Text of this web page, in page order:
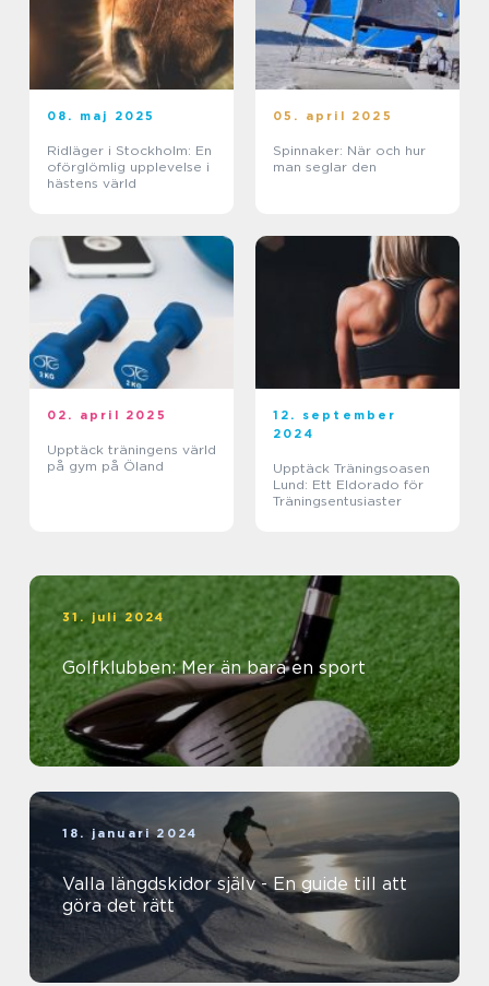
08. maj 2025
Ridläger i Stockholm: En
oförglömlig upplevelse i
hästens värld
05. april 2025
Spinnaker: När och hur
man seglar den
02. april 2025
Upptäck träningens värld
på gym på Öland
12. september
2024
Upptäck Träningsoasen
Lund: Ett Eldorado för
Träningsentusiaster
31. juli 2024
Golfklubben: Mer än bara en sport
18. januari 2024
Valla längdskidor själv - En guide till att
göra det rätt